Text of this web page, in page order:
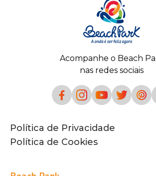
Acompanhe o Beach
nas redes sociais
Política de Privacidade
Política de Cookies